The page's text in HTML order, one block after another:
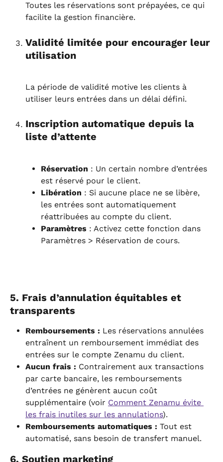
Toutes les réservations sont prépayées, ce qui
facilite la gestion financière.
Validité limitée pour encourager leur
utilisation
La période de validité motive les clients à
utiliser leurs entrées dans un délai défini.
Inscription automatique depuis la
liste d’attente
Réservation : Un certain nombre d’entrées
est réservé pour le client.
Libération : Si aucune place ne se libère,
les entrées sont automatiquement
réattribuées au compte du client.
Paramètres : Activez cette fonction dans
Paramètres > Réservation de cours.
5. Frais d’annulation équitables et
transparents
Remboursements : Les réservations annulées
entraînent un remboursement immédiat des
entrées sur le compte Zenamu du client.
Aucun frais : Contrairement aux transactions
par carte bancaire, les remboursements
d’entrées ne génèrent aucun coût
supplémentaire (voir Comment Zenamu évite
les frais inutiles sur les annulations).
Remboursements automatiques : Tout est
automatisé, sans besoin de transfert manuel.
6. Soutien marketing